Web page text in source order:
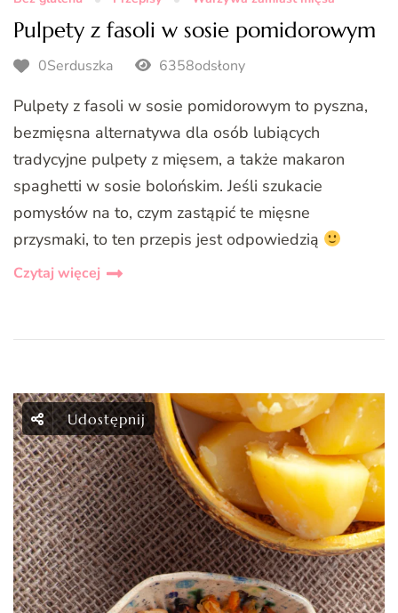
Pulpety z fasoli w sosie pomidorowym
0Serduszka 6358odsłony
Pulpety z fasoli w sosie pomidorowym to pyszna,
bezmięsna alternatywa dla osób lubiących
tradycyjne pulpety z mięsem, a także makaron
spaghetti w sosie bolońskim. Jeśli szukacie
pomysłów na to, czym zastąpić te mięsne
przysmaki, to ten przepis jest odpowiedzią
Czytaj więcej
Udostępnij